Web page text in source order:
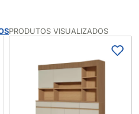
PRODUTOS VISUALIZADOS